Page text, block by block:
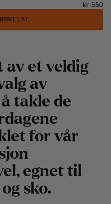
Pris:
kr 550
av et veldig
av
takle de
for vår
egnet til
sko.